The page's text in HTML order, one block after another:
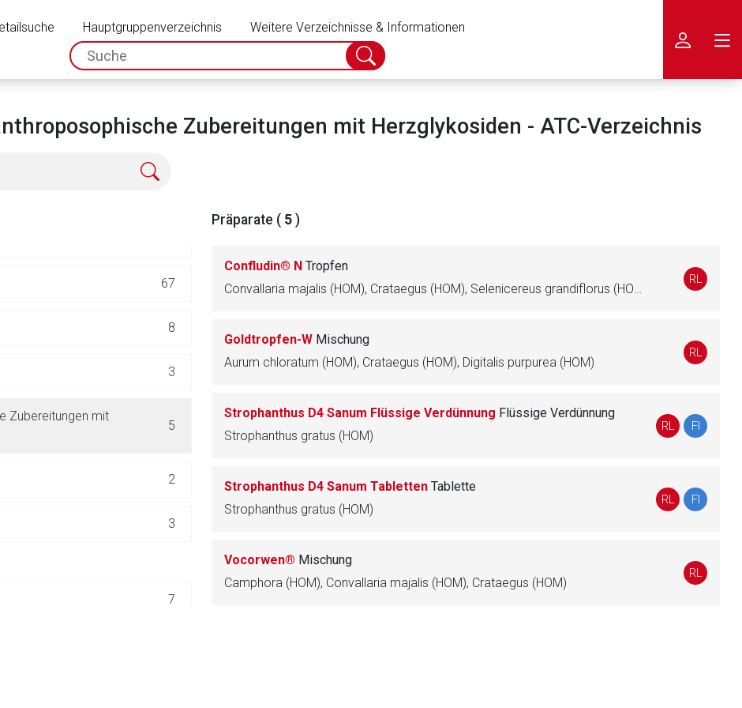
Hauptgruppenverzeichnis
Weitere Verzeichnisse & Informationen
spc.search.input.placeholder
Suche
abschicken
Zubereitungen mit Herzglykosiden - ATC-Verzeichnis
67
8
3
Zubereitungen mit
5
2
3
7
Präparate ( 5 )
Confludin® N Tropfen
Convallaria majalis (HOM), Crataegus (HOM), Selenicereus grandiflorus (HOM), Spigelia anthelmia (HOM), Urginea maritima (HOM)
RL
Goldtropfen-W Mischung
Aurum chloratum (HOM), Crataegus (HOM), Digitalis purpurea (HOM)
RL
Strophanthus D4 Sanum Flüssige Verdünnung Flüssige Verdünnung
Strophanthus gratus (HOM)
RL FI
Strophanthus D4 Sanum Tabletten Tablette
Strophanthus gratus (HOM)
RL FI
Vocorwen® Mischung
Camphora (HOM), Convallaria majalis (HOM), Crataegus (HOM)
RL
Ebenso gelten dort ggf. andere Datenschutzbestimmungen.
Zurück zur rote-liste.de Zur Seite